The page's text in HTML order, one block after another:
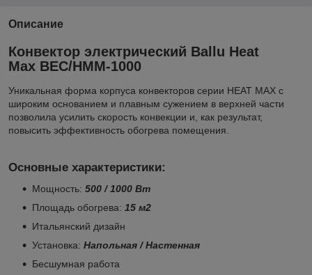
Описание
Конвектор электрический Ballu Heat
Max BEC/HMM-1000
Уникальная форма корпуса конвекторов серии HEAT MAX с
широким основанием и плавным сужением в верхней части
позволила усилить скорость конвекции и, как результат,
повысить эффективность обогрева помещения.
Основные характеристики:
Мощность: 500 / 1000 Вт
Площадь обогрева: 15 м2
Итальянский дизайн
Установка: Напольная / Настенная
Бесшумная работа